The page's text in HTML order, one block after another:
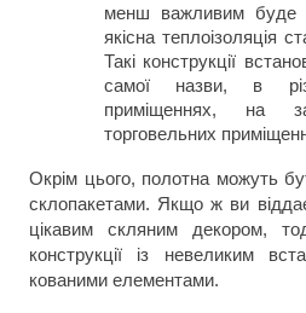
менш важливим буде
якісна теплоізоляція
Такі конструкції
самої назви, в
приміщеннях, на
торговельних
Окрім цього, полотна можуть
склопакетами. Якщо ж ви
цікавим скляним декором,
конструкції із невеликим
кованими елементами.